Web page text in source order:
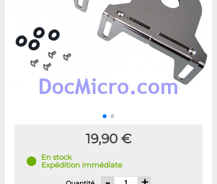
19,90 €
En stock
Expédition immédiate